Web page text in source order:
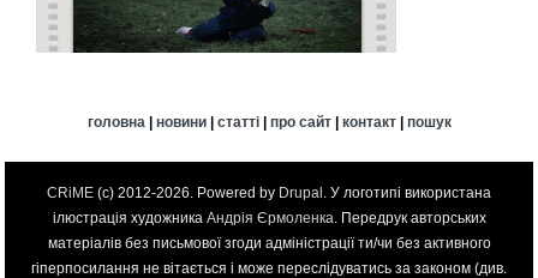
головна | новини| статті| про сайт| контакт| пошук
CRiME (c) 2012-2026. Powered by Drupal . У логотипі використана
ілюстрація художника Андрія Єрмоленка . Передрук авторських
матеріалів без письмової згоди адміністрації ти/чи без активного
гіперпосилання не вітається і може переслідуватись за законом (див.